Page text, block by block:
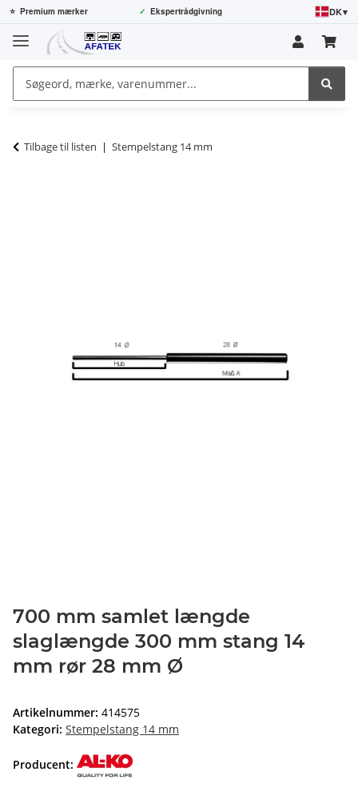
⭐ Premium mærker ✓ Ekspertrådgivning DK▾
Tilbage til listen Stempelstang 14 mm
700 mm samlet længde
slaglængde 300 mm stang 14
mm rør 28 mm Ø
Artikelnummer: 414575
Kategori: Stempelstang 14 mm
Producent: